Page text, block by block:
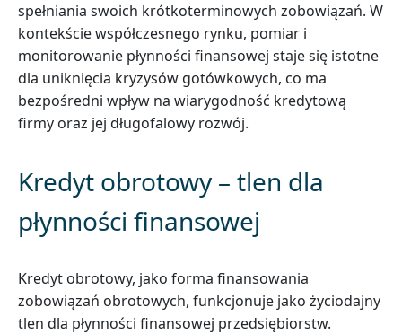
spełniania swoich krótkoterminowych zobowiązań. W
kontekście współczesnego rynku, pomiar i
monitorowanie płynności finansowej staje się istotne
dla uniknięcia kryzysów gotówkowych, co ma
bezpośredni wpływ na wiarygodność kredytową
firmy oraz jej długofalowy rozwój.
Kredyt obrotowy – tlen dla
płynności finansowej
Kredyt obrotowy, jako forma finansowania
zobowiązań obrotowych, funkcjonuje jako życiodajny
tlen dla płynności finansowej przedsiębiorstw.